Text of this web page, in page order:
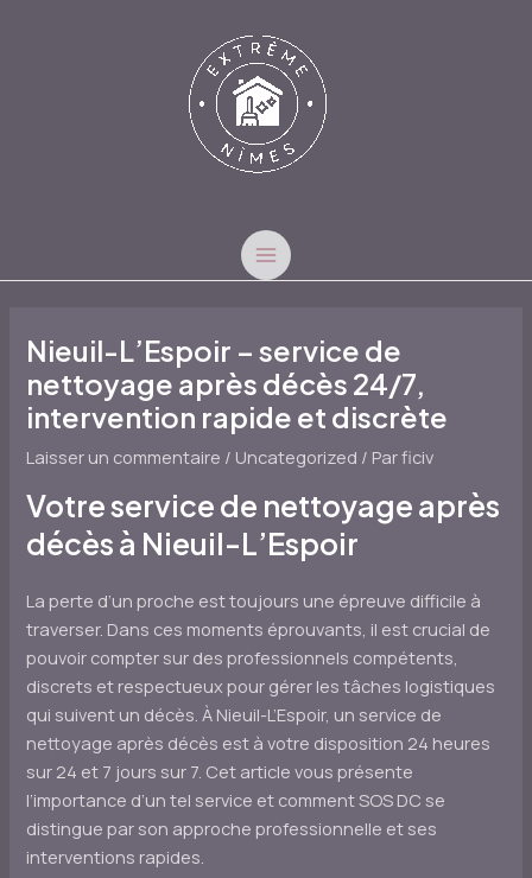
MAIN
Nieuil-L’Espoir – service de
nettoyage après décès 24/7,
intervention rapide et discrète
Laisser un commentaire / Uncategorized / Parficiv
Votre service de nettoyage après
décès à Nieuil-L’Espoir
La perte d’un proche est toujours une épreuve difficile à
traverser. Dans ces moments éprouvants, il est crucial de
pouvoir compter sur des professionnels compétents,
discrets et respectueux pour gérer les tâches logistiques
qui suivent un décès. À Nieuil-L’Espoir, un service de
nettoyage après décès est à votre disposition 24 heures
sur 24 et 7 jours sur 7. Cet article vous présente
l’importance d’un tel service et comment SOS DC se
distingue par son approche professionnelle et ses
interventions rapides.